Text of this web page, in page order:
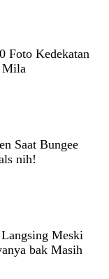
Foto Kedekatan
Mila
Saat Bungee
nih!
Meski
bak Masih